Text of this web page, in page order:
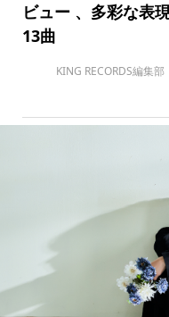
ビュー 、多彩な表
13曲
KING RECORDS編集部